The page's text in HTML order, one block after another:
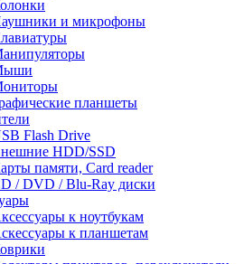
и микрофоны
планшеты
Flash Drive
HDD/SSD
памяти, Card reader
/ DVD / Blu-Ray диски
к ноутбукам
к планшетам